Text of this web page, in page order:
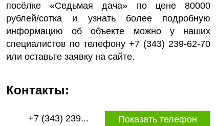
посёлке «Седьмая дача» по цене 80000
рублей/сотка и узнать более подробную
информацию об объекте можно у наших
специалистов по телефону +7 (343) 239-62-70
или оставьте заявку на сайте.
Контакты:
+7 (343) 239... Показать телефон